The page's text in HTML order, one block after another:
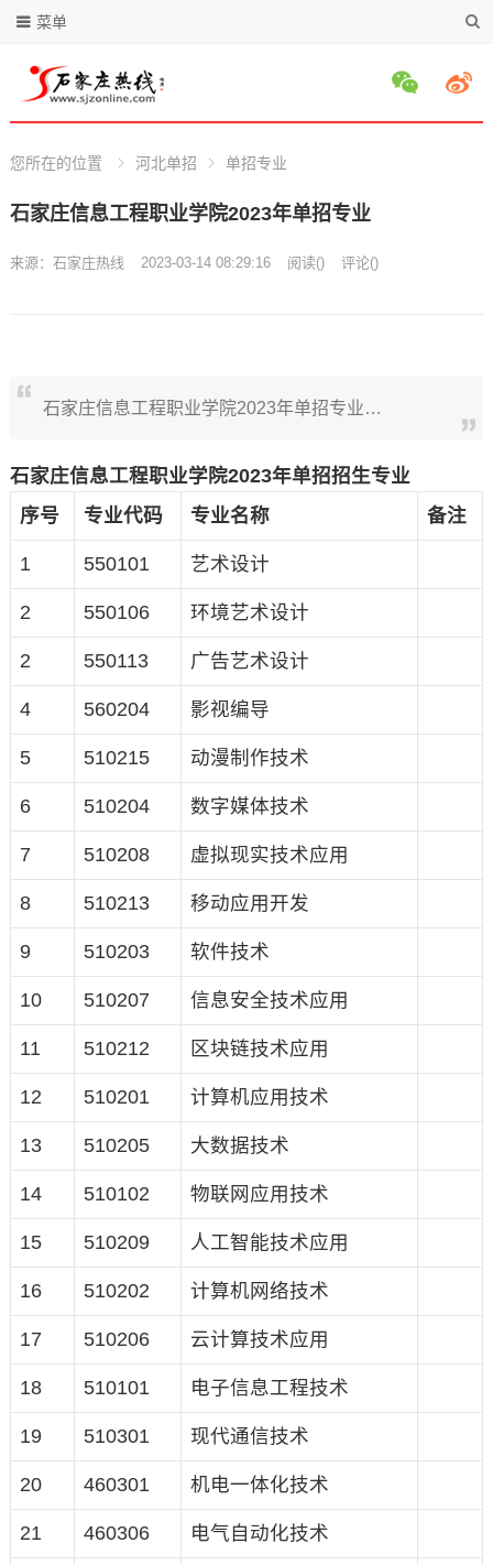
菜单
您所在的位置 河北单招 单招专业
石家庄信息工程职业学院2023年单招专业
来源： 石家庄热线 2023-03-14 08:29:16 阅读() 评论()
石家庄信息工程职业学院2023年单招专业…
石家庄信息工程职业学院2023年单招招生专业
序号
专业代码 专业名称 备注
1 550101 艺术设计
2 550106 环境艺术设计
2 550113 广告艺术设计
4 560204 影视编导
5 510215 动漫制作技术
6 510204 数字媒体技术
7 510208 虚拟现实技术应用
8 510213 移动应用开发
9 510203 软件技术
10 510207 信息安全技术应用
11 510212 区块链技术应用
12 510201 计算机应用技术
13 510205 大数据技术
14 510102 物联网应用技术
15 510209 人工智能技术应用
16 510202 计算机网络技术
17 510206 云计算技术应用
18 510101 电子信息工程技术
19 510301 现代通信技术
20 460301 机电一体化技术
21 460306 电气自动化技术